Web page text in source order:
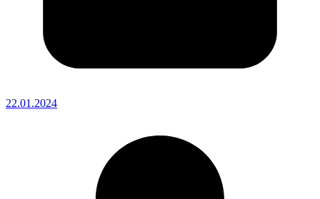
22.01.2024